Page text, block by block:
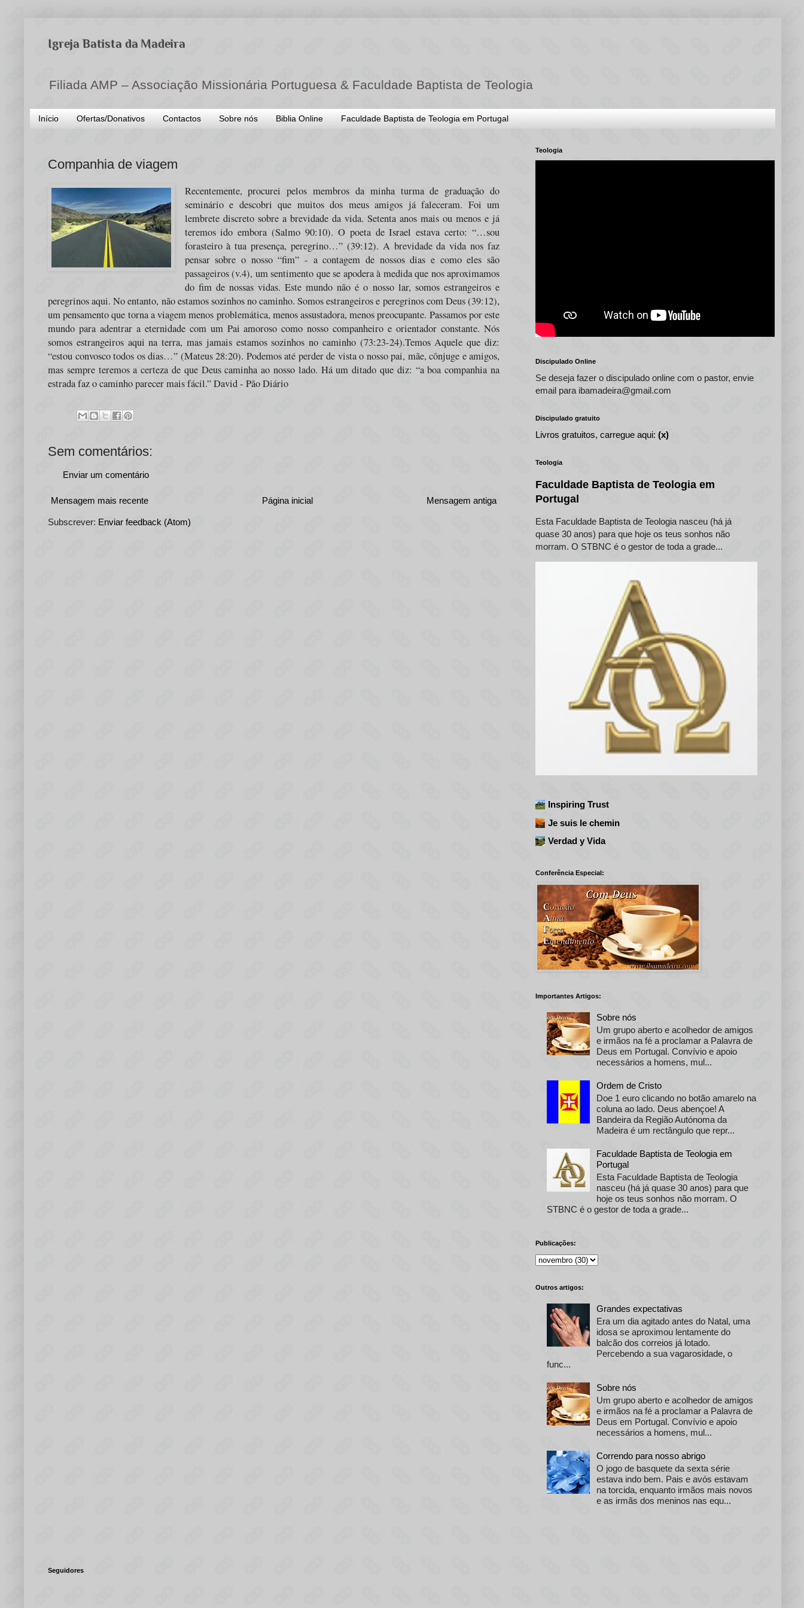
Igreja Batista da Madeira
Filiada AMP – Associação Missionária Portuguesa & Faculdade Baptista de Teologia
Início Ofertas/Donativos Contactos Sobre nós Biblia Online Faculdade Baptista de Teologia em Portugal
Companhia de viagem
Recentemente, procurei pelos membros da minha turma de graduação do
seminário e descobri que muitos dos meus amigos já faleceram. Foi um
lembrete discreto sobre a brevidade da vida. Setenta anos mais ou menos e já
teremos ido embora (Salmo 90:10). O poeta de Israel estava certo: “…sou
forasteiro à tua presença, peregrino…” (39:12). A brevidade da vida nos faz
pensar sobre o nosso “fim” - a contagem de nossos dias e como eles são
passageiros (v.4), um sentimento que se apodera à medida que nos aproximamos
do fim de nossas vidas. Este mundo não é o nosso lar, somos estrangeiros e
peregrinos aqui. No entanto, não estamos sozinhos no caminho. Somos estrangeiros e peregrinos com Deus (39:12),
um pensamento que torna a viagem menos problemática, menos assustadora, menos preocupante. Passamos por este
mundo para adentrar a eternidade com um Pai amoroso como nosso companheiro e orientador constante. Nós
somos estrangeiros aqui na terra, mas jamais estamos sozinhos no caminho (73:23-24).Temos Aquele que diz:
“estou convosco todos os dias…” (Mateus 28:20). Podemos até perder de vista o nosso pai, mãe, cônjuge e amigos,
mas sempre teremos a certeza de que Deus caminha ao nosso lado. Há um ditado que diz: “a boa companhia na
estrada faz o caminho parecer mais fácil.” David - Pão Diário
Sem comentários:
Enviar um comentário
Mensagem mais recente Mensagem antiga
Página inicial
Subscrever: Enviar feedback (Atom)
Teologia
Discipulado Online
Se deseja fazer o discipulado online com o pastor, envie
email para ibamadeira@gmail.com
Discipulado gratuito
Livros gratuitos, carregue aqui: (x)
Teologia
Faculdade Baptista de Teologia em
Portugal
Esta Faculdade Baptista de Teologia nasceu (há já
quase 30 anos) para que hoje os teus sonhos não
morram. O STBNC é o gestor de toda a grade...
Inspiring Trust
Je suis le chemin
Verdad y Vida
Conferência Especial:
Importantes Artigos:
Sobre nós
Um grupo aberto e acolhedor de amigos
e irmãos na fé a proclamar a Palavra de
Deus em Portugal. Convívio e apoio
necessários a homens, mul...
Ordem de Cristo
Doe 1 euro clicando no botão amarelo na
coluna ao lado. Deus abençoe! A
Bandeira da Região Autónoma da
Madeira é um rectângulo que repr...
Faculdade Baptista de Teologia em
Portugal
Esta Faculdade Baptista de Teologia
nasceu (há já quase 30 anos) para que
hoje os teus sonhos não morram. O
STBNC é o gestor de toda a grade...
Publicações:
Outros artigos:
Grandes expectativas
Era um dia agitado antes do Natal, uma
idosa se aproximou lentamente do
balcão dos correios já lotado.
Percebendo a sua vagarosidade, o
func...
Sobre nós
Um grupo aberto e acolhedor de amigos
e irmãos na fé a proclamar a Palavra de
Deus em Portugal. Convívio e apoio
necessários a homens, mul...
Correndo para nosso abrigo
O jogo de basquete da sexta série
estava indo bem. Pais e avós estavam
na torcida, enquanto irmãos mais novos
e as irmãs dos meninos nas equ...
Seguidores